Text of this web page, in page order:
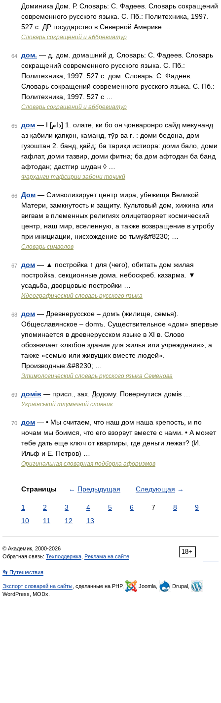
Доминика Дом. Р. Словарь: С. Фадеев. Словарь сокращений
современного русского языка. С. Пб.: Политехника, 1997.
527 с. ДР государство в Северной Америке …
Словарь сокращений и аббревиатур
64 дом. — д. дом. домашний д. Словарь: С. Фадеев. Словарь
сокращений современного русского языка. С. Пб.:
Политехника, 1997. 527 с. дом. Словарь: С. Фадеев.
Словарь сокращений современного русского языка. С. Пб.:
Политехника, 1997. 527 с …
Словарь сокращений и аббревиатур
65 дом — I [دام] 1. олате, ки бо он ҷонваронро сайд мекунанд
аз қабили қапқон, каманд, тӯр ва ғ. : доми бедона, дом
гузоштан 2. банд, қайд; ба тариқи истиора: доми бало, доми
ғафлат, доми тазвир, доми фитна; ба дом афтодан ба банд
афтодан; дастгир шудан ◊ …
Фарҳанги тафсирии забони тоҷикӣ
66 Дом — Символизирует центр мира, убежища Великой
Матери, замкнутость и защиту. Культовый дом, хижина или
вигвам в племенных религиях олицетворяет космический
центр, наш мир, вселенную, а также возвращение в утробу
при инициации, нисхождение во тьму&#8230; …
Словарь символов
67 дом — ▲ постройка ↑ для (чего), обитать дом жилая
постройка. секционные дома. небоскреб. казарма. ▼
усадьба, дворцовые постройки …
Идеографический словарь русского языка
68 дом — Древнерусское – домъ (жилище, семья).
Общеславянское – domъ. Существительное «дом» впервые
упоминается в древнерусском языке в XI в. Слово
обозначает «любое здание для жилья или учреждения», а
также «семью или живущих вместе людей».
Производные:&#8230; …
Этимологический словарь русского языка Семенова
69 домів — присл., зах. Додому. Повернутися домів …
Український тлумачний словник
70 дом — • Мы считаем, что наш дом наша крепость, и по
ночам мы боимся, что его взорвут вместе с нами. • А может
тебе дать еще ключ от квартиры, где деньги лежат? (И.
Ильф и Е. Петров) …
Оригинальная словарная подборка афоризмов
Страницы ← Предыдущая Следующая →
1 2 3 4 5 6 7 8
9
10
11 12 13
18+
© Академик, 2000-2026
Обратная связь: Техподдержка Реклама на сайте
👣 Путешествия
Экспорт словарей на сайты , сделанные на PHP, Joomla,
Drupal,
WordPress, MODx.